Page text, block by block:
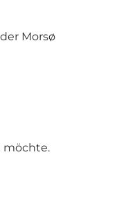
Morsø
möchte.